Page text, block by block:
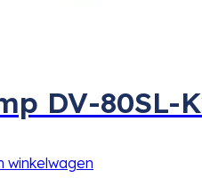
DV-80SL-
winkelwagen